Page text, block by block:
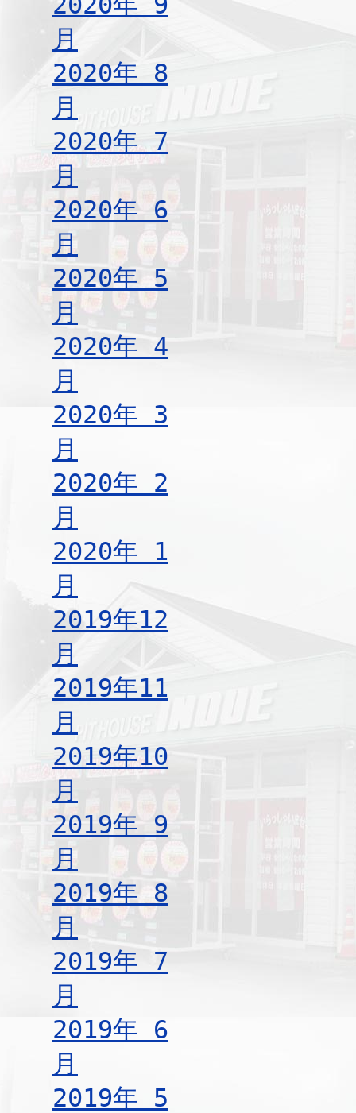
月
2020年 8
月
2020年 7
月
2020年 6
月
2020年 5
月
2020年 4
月
2020年 3
月
2020年 2
月
2020年 1
月
2019年12
月
2019年11
月
2019年10
月
2019年 9
月
2019年 8
月
2019年 7
月
2019年 6
月
2019年 5